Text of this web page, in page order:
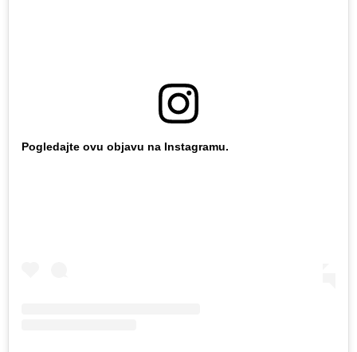
Pogledajte ovu objavu na Instagramu.